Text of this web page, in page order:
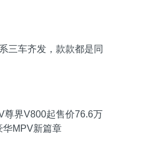
三车齐发，款款都是同
尊界V800起售价76.6万
华MPV新篇章